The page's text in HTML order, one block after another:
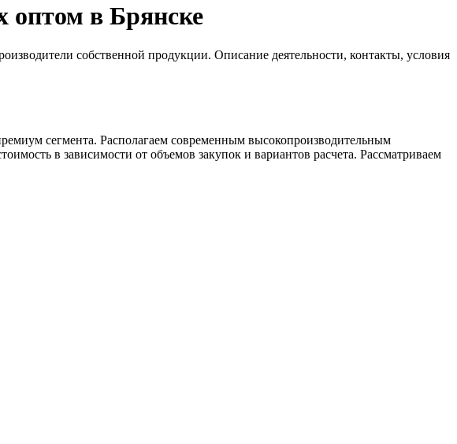
оптом в Брянске
собственной продукции. Описание деятельности, контакты, условия
сегмента. Располагаем современным высокопроизводительным
в зависимости от объемов закупок и вариантов расчета. Рассматриваем